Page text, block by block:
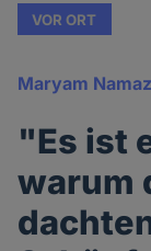
VOR ORT
Maryam
"Es ist
warum